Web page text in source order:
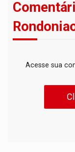
Acesse sua